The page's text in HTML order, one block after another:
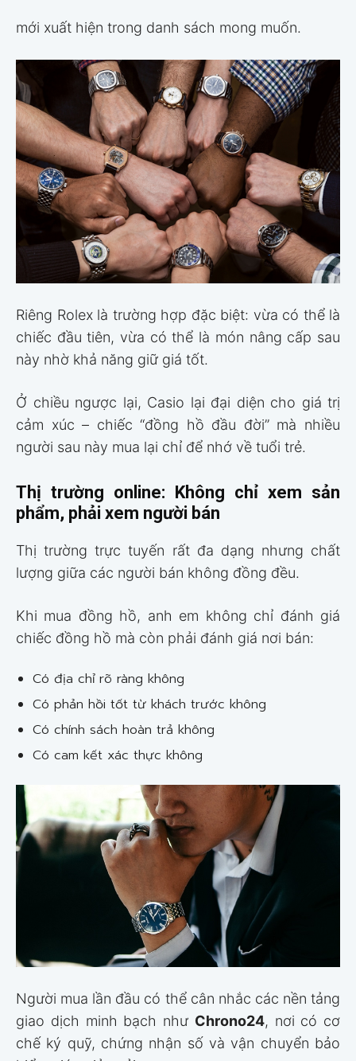
mới xuất hiện trong danh sách mong muốn.
Riêng Rolex là trường hợp đặc biệt: vừa có thể là
chiếc đầu tiên, vừa có thể là món nâng cấp sau
này nhờ khả năng giữ giá tốt.
Ở chiều ngược lại, Casio lại đại diện cho giá trị
cảm xúc – chiếc “đồng hồ đầu đời” mà nhiều
người sau này mua lại chỉ để nhớ về tuổi trẻ.
Thị trường online: Không chỉ xem sản
phẩm, phải xem người bán
Thị trường trực tuyến rất đa dạng nhưng chất
lượng giữa các người bán không đồng đều.
Khi mua đồng hồ, anh em không chỉ đánh giá
chiếc đồng hồ mà còn phải đánh giá nơi bán:
Có địa chỉ rõ ràng không
Có phản hồi tốt từ khách trước không
Có chính sách hoàn trả không
Có cam kết xác thực không
Người mua lần đầu có thể cân nhắc các nền tảng
giao dịch minh bạch như Chrono24, nơi có cơ
chế ký quỹ, chứng nhận số và vận chuyển bảo